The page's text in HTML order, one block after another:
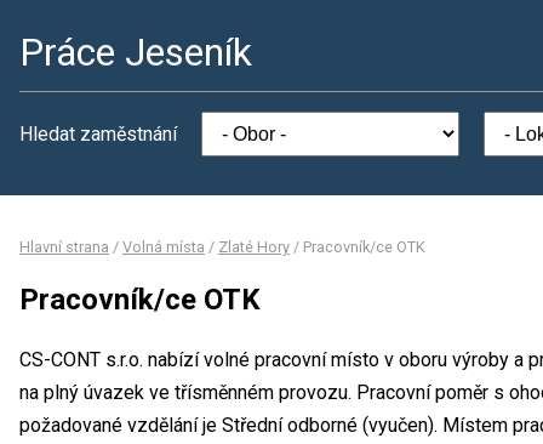
Práce Jeseník
Hledat zaměstnání
Hlavní strana / Volná místa / Zlaté Hory / Pracovník/ce OTK
Pracovník/ce OTK
CS-CONT s.r.o. nabízí volné pracovní místo v oboru výroby a
na plný úvazek ve třísměnném provozu. Pracovní poměr s
požadované vzdělání je Střední odborné (vyučen). Místem